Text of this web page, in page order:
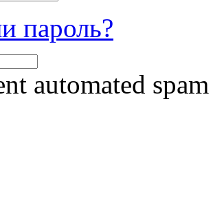
пароль?
automated